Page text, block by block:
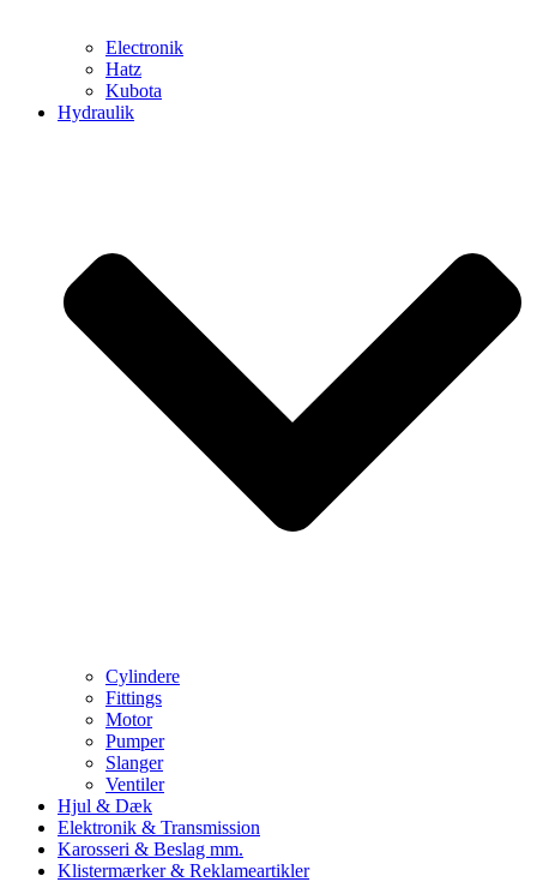
Electronik
Hatz
Kubota
Hydraulik
Cylindere
Fittings
Motor
Pumper
Slanger
Ventiler
Hjul & Dæk
Elektronik & Transmission
Karosseri & Beslag mm.
Klistermærker & Reklameartikler